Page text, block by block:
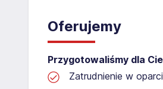
Oferujemy
Przygotowaliśmy dla
Zatrudnienie w